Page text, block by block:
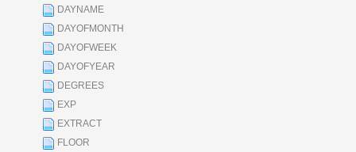
DAYNAME
DAYOFMONTH
DAYOFWEEK
DAYOFYEAR
DEGREES
EXP
EXTRACT
FLOOR